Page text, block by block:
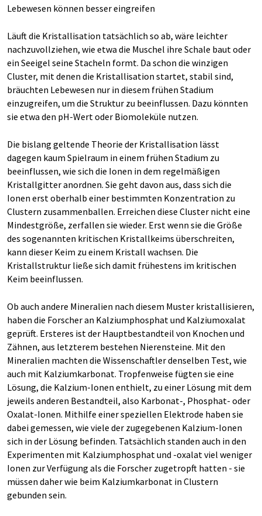
Lebewesen können besser eingreifen
Läuft die Kristallisation tatsächlich so ab, wäre leichter
nachzuvollziehen, wie etwa die Muschel ihre Schale baut oder
ein Seeigel seine Stacheln formt. Da schon die winzigen
Cluster, mit denen die Kristallisation startet, stabil sind,
bräuchten Lebewesen nur in diesem frühen Stadium
einzugreifen, um die Struktur zu beeinflussen. Dazu könnten
sie etwa den pH-Wert oder Biomoleküle nutzen.
Die bislang geltende Theorie der Kristallisation lässt
dagegen kaum Spielraum in einem frühen Stadium zu
beeinflussen, wie sich die Ionen in dem regelmäßigen
Kristallgitter anordnen. Sie geht davon aus, dass sich die
Ionen erst oberhalb einer bestimmten Konzentration zu
Clustern zusammenballen. Erreichen diese Cluster nicht eine
Mindestgröße, zerfallen sie wieder. Erst wenn sie die Größe
des sogenannten kritischen Kristallkeims überschreiten,
kann dieser Keim zu einem Kristall wachsen. Die
Kristallstruktur ließe sich damit frühestens im kritischen
Keim beeinflussen.
Ob auch andere Mineralien nach diesem Muster kristallisieren,
haben die Forscher an Kalziumphosphat und Kalziumoxalat
geprüft. Ersteres ist der Hauptbestandteil von Knochen und
Zähnen, aus letzterem bestehen Nierensteine. Mit den
Mineralien machten die Wissenschaftler denselben Test, wie
auch mit Kalziumkarbonat. Tropfenweise fügten sie eine
Lösung, die Kalzium-Ionen enthielt, zu einer Lösung mit dem
jeweils anderen Bestandteil, also Karbonat-, Phosphat- oder
Oxalat-Ionen. Mithilfe einer speziellen Elektrode haben sie
dabei gemessen, wie viele der zugegebenen Kalzium-Ionen
sich in der Lösung befinden. Tatsächlich standen auch in den
Experimenten mit Kalziumphosphat und -oxalat viel weniger
Ionen zur Verfügung als die Forscher zugetropft hatten - sie
müssen daher wie beim Kalziumkarbonat in Clustern
gebunden sein.